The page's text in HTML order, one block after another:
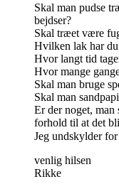
Skal man pudse
bejdser?
Skal træet være
Hvilken lak har
Hvor langt tid
Hvor mange
Skal man bruge
Skal man
Er der noget,
forhold til at det
Jeg undskylder
venlig hilsen
Rikke